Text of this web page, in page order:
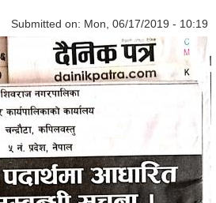
Submitted on: Mon, 06/17/2019 - 10:19